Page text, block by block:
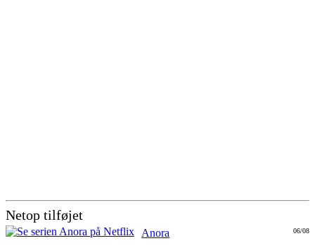
Netop tilføjet
06/08
Anora